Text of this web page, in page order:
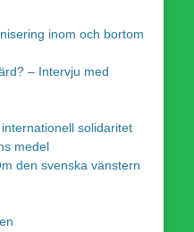
inom och bortom
– Intervju med
solidaritet
medel
den svenska vänstern